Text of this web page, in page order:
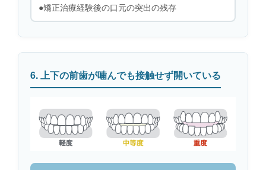
●矯正治療経験後の口元の突出の残存
6. 上下の前歯が噛んでも接触せず開いている